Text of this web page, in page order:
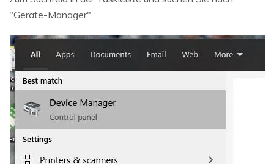
"Geräte-Manager".